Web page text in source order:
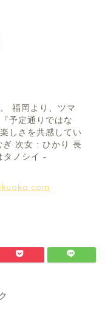
福岡より、ツマ
予定通りではな
しさを共感してい
ぎ 次女 : ひかり 長
タノシイ -